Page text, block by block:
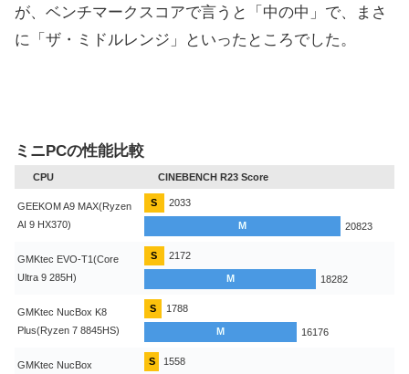
が、ベンチマークスコアで言うと「中の中」で、まさ
に「ザ・ミドルレンジ」といったところでした。
ミニPCの性能比較
CPU CINEBENCH R23 Score
GEEKOM A9 MAX(Ryzen
AI 9 HX370)
S 2033
M 20823
GMKtec EVO-T1(Core
Ultra 9 285H)
S 2172
M 18282
GMKtec NucBox K8
Plus(Ryzen 7 8845HS)
S 1788
M 16176
GMKtec NucBox
S 1558